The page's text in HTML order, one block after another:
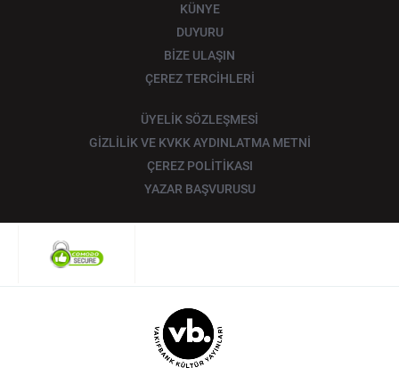
KÜNYE
DUYURU
BİZE ULAŞIN
ÇEREZ TERCİHLERİ
ÜYELİK SÖZLEŞMESİ
GİZLİLİK VE KVKK AYDINLATMA METNİ
ÇEREZ POLİTİKASI
YAZAR BAŞVURUSU